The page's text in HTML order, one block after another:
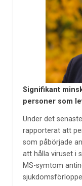
Signifikant
personer som
Under det
rapporterat att
som påbörjade
att hålla viruset i
MS-symtom